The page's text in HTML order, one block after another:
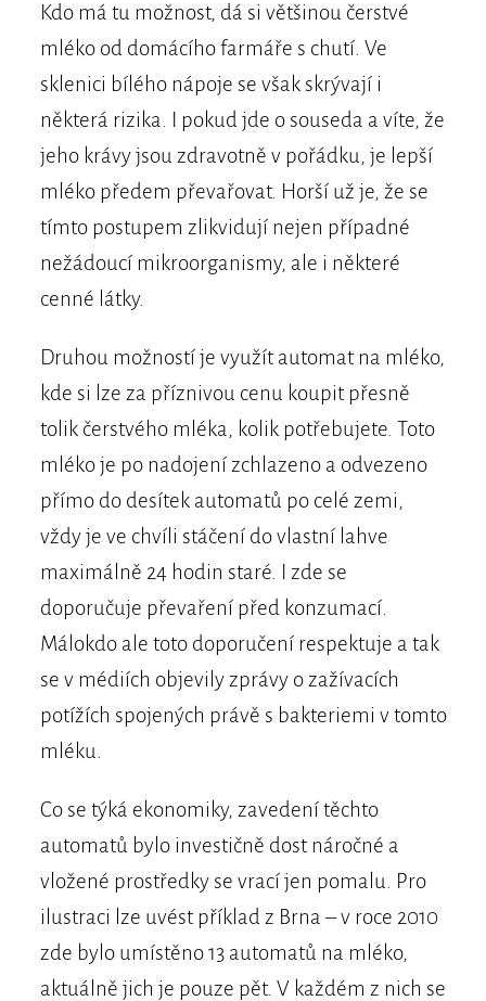
Kdo má tu možnost, dá si většinou čerstvé
mléko od domácího farmáře s chutí. Ve
sklenici bílého nápoje se však skrývají i
některá rizika. I pokud jde o souseda a víte, že
jeho krávy jsou zdravotně v pořádku, je lepší
mléko předem převařovat. Horší už je, že se
tímto postupem zlikvidují nejen případné
nežádoucí mikroorganismy, ale i některé
cenné látky.
Druhou možností je využít automat na mléko,
kde si lze za příznivou cenu koupit přesně
tolik čerstvého mléka, kolik potřebujete. Toto
mléko je po nadojení zchlazeno a odvezeno
přímo do desítek automatů po celé zemi,
vždy je ve chvíli stáčení do vlastní lahve
maximálně 24 hodin staré. I zde se
doporučuje převaření před konzumací.
Málokdo ale toto doporučení respektuje a tak
se v médiích objevily zprávy o zažívacích
potížích spojených právě s bakteriemi v tomto
mléku.
Co se týká ekonomiky, zavedení těchto
automatů bylo investičně dost náročné a
vložené prostředky se vrací jen pomalu. Pro
ilustraci lze uvést příklad z Brna – v roce 2010
zde bylo umístěno 13 automatů na mléko,
aktuálně jich je pouze pět. V každém z nich se